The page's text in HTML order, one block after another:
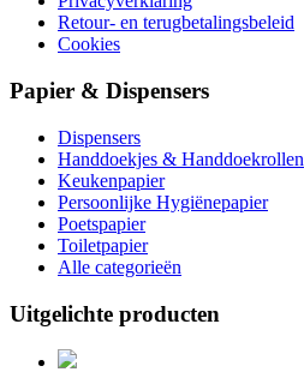
Retour- en terugbetalingsbeleid
Cookies
Papier & Dispensers
Dispensers
Handdoekjes & Handdoekrollen
Keukenpapier
Persoonlijke Hygiënepapier
Poetspapier
Toiletpapier
Alle categorieën
Uitgelichte producten